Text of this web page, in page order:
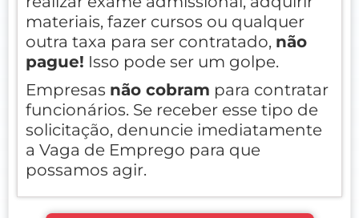
materiais, fazer cursos ou qualquer
outra taxa para ser contratado, não
pague! Isso pode ser um golpe.
Empresas não cobram para contratar
funcionários. Se receber esse tipo de
solicitação, denuncie imediatamente
a Vaga de Emprego para que
possamos agir.